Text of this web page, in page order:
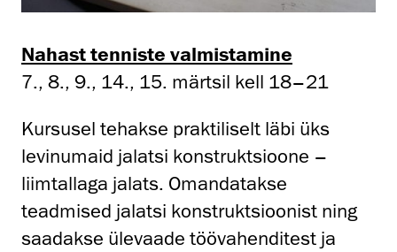
Nahast tenniste valmistamine
7., 8., 9., 14., 15. märtsil kell 18–21
Kursusel tehakse praktiliselt läbi üks
levinumaid jalatsi konstruktsioone –
liimtallaga jalats. Omandatakse
teadmised jalatsi konstruktsioonist ning
saadakse ülevaade töövahenditest ja